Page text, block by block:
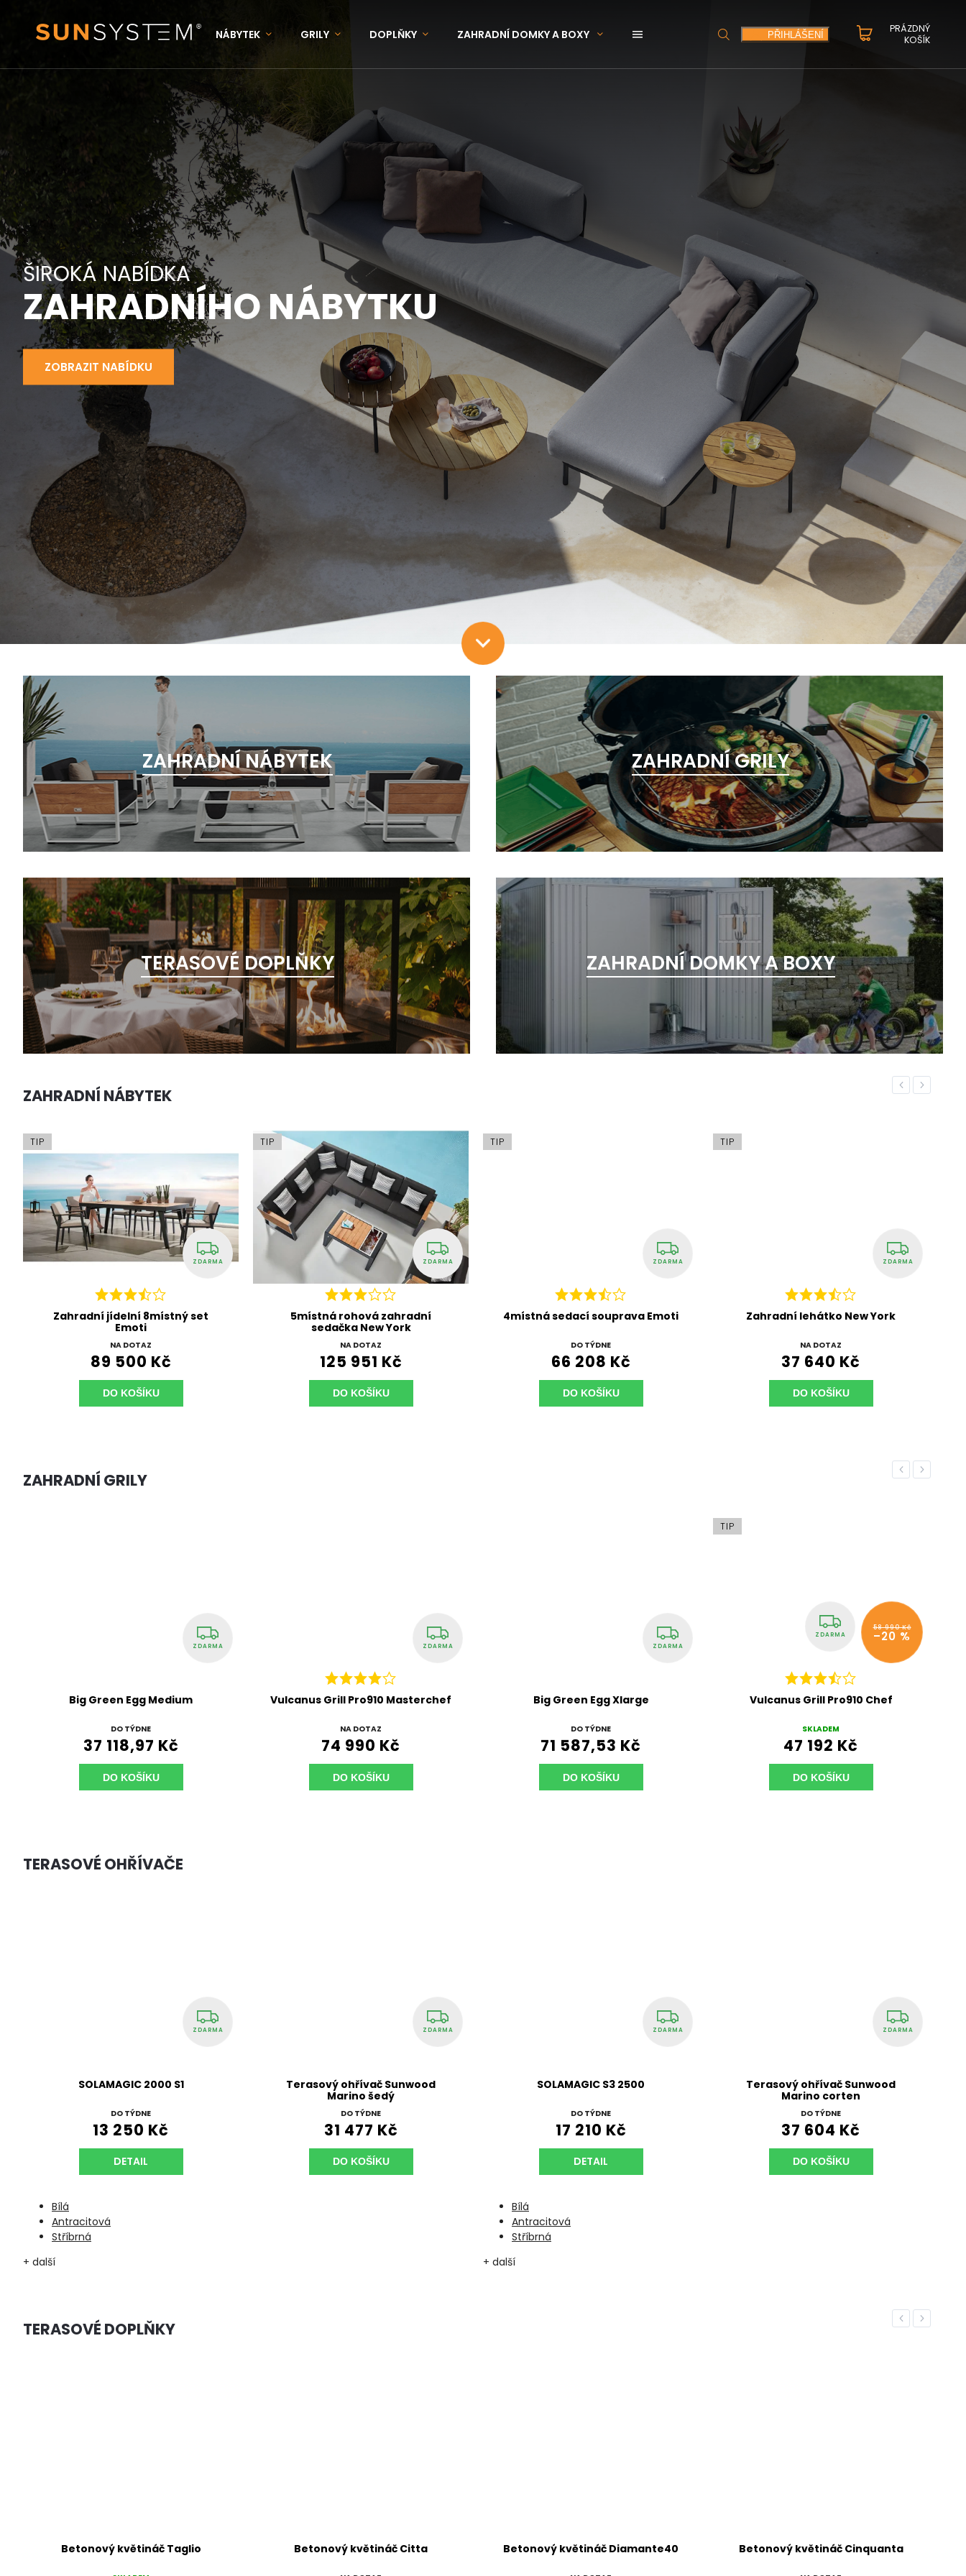
HLEDAT
PRÁZDNÝ
KOŠÍK
PŘIHLÁŠENÍ
NÁBYTEK GRILY DOPLŇKY ZAHRADNÍ DOMKY A BOXY
KONTAKTY
Přihlášení
ŠIROKÁ NABÍDKA
ZAHRADNÍHO NÁBYTKU
ZOBRAZIT NABÍDKU
ZAHRADNÍ NÁBYTEK ZAHRADNÍ GRILY
TERASOVÉ DOPLŇKY ZAHRADNÍ DOMKY A BOXY
ZAHRADNÍ NÁBYTEK
Previous
TIP
ZDARMA
5místná rohová zahradní
sedačka New York
NA DOTAZ
125 951 Kč
DO KOŠÍKU
TIP
ZDARMA
4místná sedací souprava Emoti
DO TÝDNE
66 208 Kč
DO KOŠÍKU
TIP
ZDARMA
Zahradní lehátko New York
NA DOTAZ
37 640 Kč
DO KOŠÍKU
AKCE
Zahradní jídelní sada New York
NA DOTAZ
124 605 Kč
DO KOŠÍKU
Next
ZAHRADNÍ GRILY
Previous
ZDARMA
Vulcanus Grill Pro910 Masterchef
NA DOTAZ
74 990 Kč
DO KOŠÍKU
ZDARMA
Big Green Egg Xlarge
DO TÝDNE
71 587,53 Kč
DO KOŠÍKU
58 990 Kč
–20 %
Vulcanus Grill Pro910 Chef
SKLADEM
47 192 Kč
DO KOŠÍKU
Big Green Egg Large
DO TÝDNE
49 492,33 Kč
DO KOŠÍKU
Next
TERASOVÉ OHŘÍVAČE
ZDARMA
SOLAMAGIC 2000 S1
DO TÝDNE
13 250 Kč
DETAIL
Bílá
Antracitová
Stříbrná
+ další
ZDARMA
Terasový ohřívač Sunwood
Marino šedý
DO TÝDNE
31 477 Kč
DO KOŠÍKU
ZDARMA
SOLAMAGIC S3 2500
DO TÝDNE
17 210 Kč
DETAIL
Bílá
Antracitová
Stříbrná
+ další
ZDARMA
Terasový ohřívač Sunwood
Marino corten
DO TÝDNE
37 604 Kč
DO KOŠÍKU
TERASOVÉ DOPLŇKY
Previous
Betonový květináč Citta Betonový květináč Diamante40 Betonový květináč Cinquanta Betonový květináč Lungo
Next